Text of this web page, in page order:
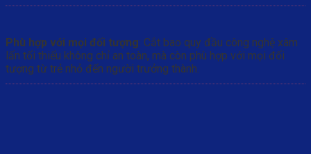
Phù hợp với mọi đối tượng: Cắt bao quy đầu công nghệ xâm
lấn tối thiểu không chỉ an toàn, mà còn phù hợp với mọi đối
tượng từ trẻ nhỏ đến người trưởng thành.